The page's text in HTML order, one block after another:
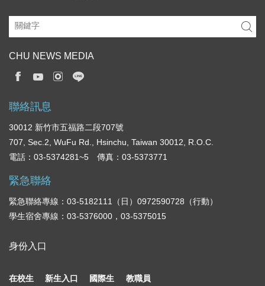
CHU NEWS MEDIA
聯絡訊息
30012 新竹市五福路二段707號
707, Sec.2, WuFu Rd., Hsinchu, Taiwan 30012, R.O.C.
電話：03-5374281~5 傳真：03-5373771
緊急聯絡
緊急聯絡專線：03-5182111（日）0972590728（行動）
學生宿舍專線：03-5376000，03-5375015
身份入口
在校生 新生入口 國際生 教職員